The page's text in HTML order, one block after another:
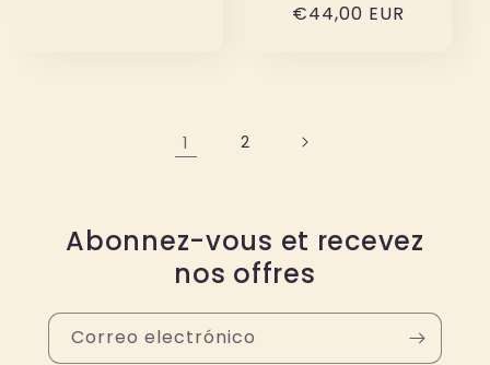
Precio
€44,00 EUR
1 2
Abonnez-vous et recevez
nos offres
Correo electrónico